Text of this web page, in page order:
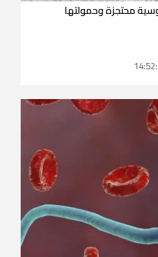
محتجزة وحمولتها